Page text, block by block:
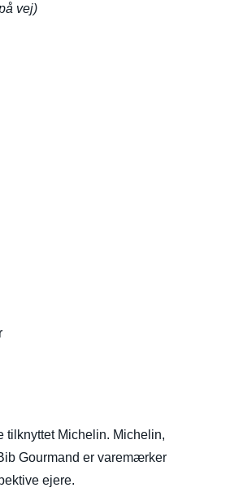
vej)
tilknyttet Michelin. Michelin,
Gourmand er varemærker
ejere.